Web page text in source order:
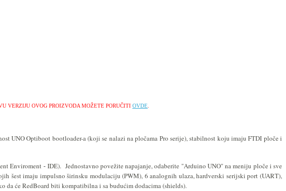
VERZIJU OVOG PROIZVODA MOŽETE PORUČITI OVDE.
UNO Optiboot bootloader-a (koji se nalazi na pločama Pro serije), stabilnost koju imaju FTDI ploče i
Enviroment-IDE). Jednostavno povežite napajanje, odaberite "Arduino UNO" na meniju ploče i sve
šest imaju impulsno širinsku modulaciju (PWM), 6 analognih ulaza, hardverski serijski port (UART),
da će RedBoard biti kompatibilna i sa budućim dodacima (shields).